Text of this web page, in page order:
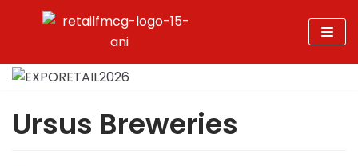
la
conținut
Ursus Breweries